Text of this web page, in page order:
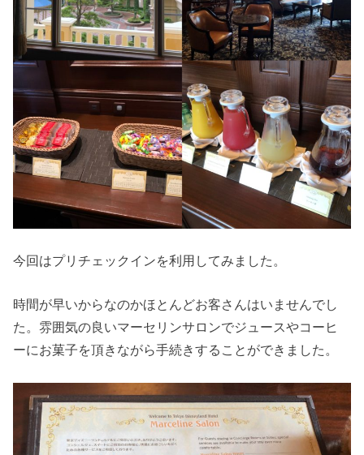
今回はプリチェックインを利用してみました。
時間が早いからなのかほとんどお客さんはいませんでし
た。雰囲気の良いマーセリンサロンでジュースやコーヒ
ーにお菓子を頂きながら手続きすることができました。